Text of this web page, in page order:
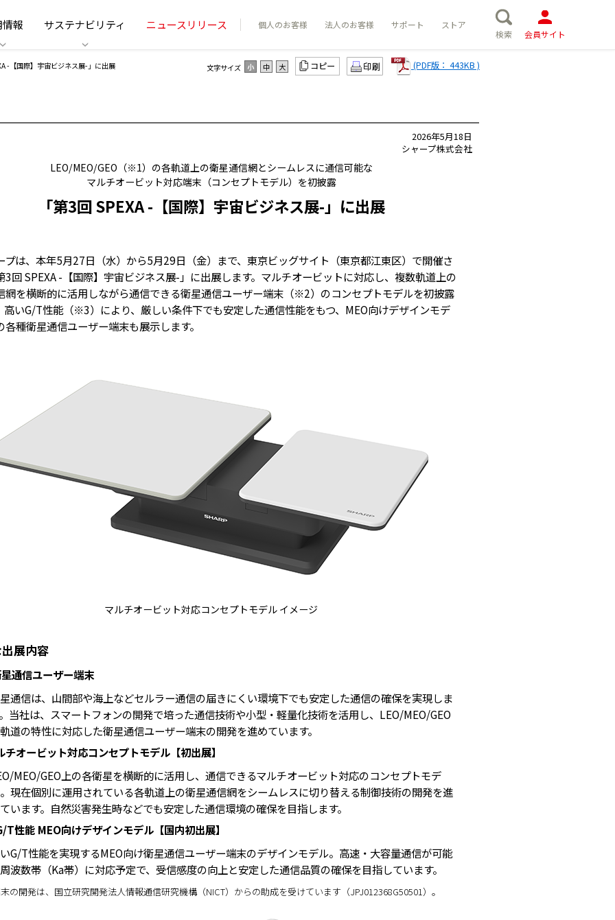
情報 サステナビリティ ニュースリリース 個人のお客様 法人のお客様 サポート
ストア
検索
会員サイト
文字サイズ 小 中 大 コピー (PDF版： 443KB )
-【国際】宇宙ビジネス展-」に出展
2026年5月18日
シャープ株式会社
LEO/MEO/GEO（※1）の各軌道上の衛星通信網とシームレスに通信可能な
マルチオービット対応端末（コンセプトモデル）を初披露
「第3回 SPEXA -【国際】宇宙ビジネス展-」に出展
は、本年5月27日（水）から5月29日（金）まで、東京ビッグサイト（東京都江東区）で開催さ
3回 SPEXA -【国際】宇宙ビジネス展-」に出展します。マルチオービットに対応し、複数軌道上の
網を横断的に活用しながら通信できる衛星通信ユーザー端末（※2）のコンセプトモデルを初披露
高いG/T性能（※3）により、厳しい条件下でも安定した通信性能をもつ、MEO向けデザインモデ
各種衛星通信ユーザー端末も展示します。
マルチオービット対応コンセプトモデル イメージ
展内容
通信ユーザー端末
通信は、山間部や海上などセルラー通信の届きにくい環境下でも安定した通信の確保を実現しま
当社は、スマートフォンの開発で培った通信技術や小型・軽量化技術を活用し、LEO/MEO/GEO
道の特性に対応した衛星通信ユーザー端末の開発を進めています。
チオービット対応コンセプトモデル【初出展】
MEO/GEO上の各衛星を横断的に活用し、通信できるマルチオービット対応のコンセプトモデ
現在個別に運用されている各軌道上の衛星通信網をシームレスに切り替える制御技術の開発を進
います。自然災害発生時などでも安定した通信環境の確保を目指します。
T性能 MEO向けデザインモデル【国内初出展】
G/T性能を実現するMEO向け衛星通信ユーザー端末のデザインモデル。高速・大容量通信が可能
波数帯（Ka帯）に対応予定で、受信感度の向上と安定した通信品質の確保を目指しています。
の開発は、国立研究開発法人情報通信研究機構（NICT）からの助成を受けています（JPJ012368G50501）。